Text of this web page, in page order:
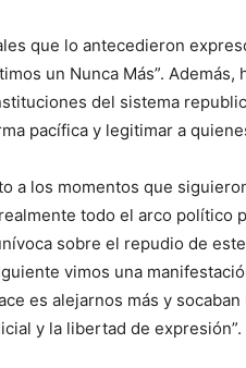
que lo antecedieron
un Nunca Más”. Además,
del sistema
pacífica y legitimar a
a los momentos que
todo el arco político
sobre el repudio de
vimos una
es alejarnos más y
y la libertad de expresión”.